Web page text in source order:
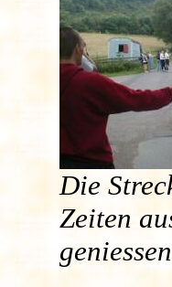
Die
Zeiten